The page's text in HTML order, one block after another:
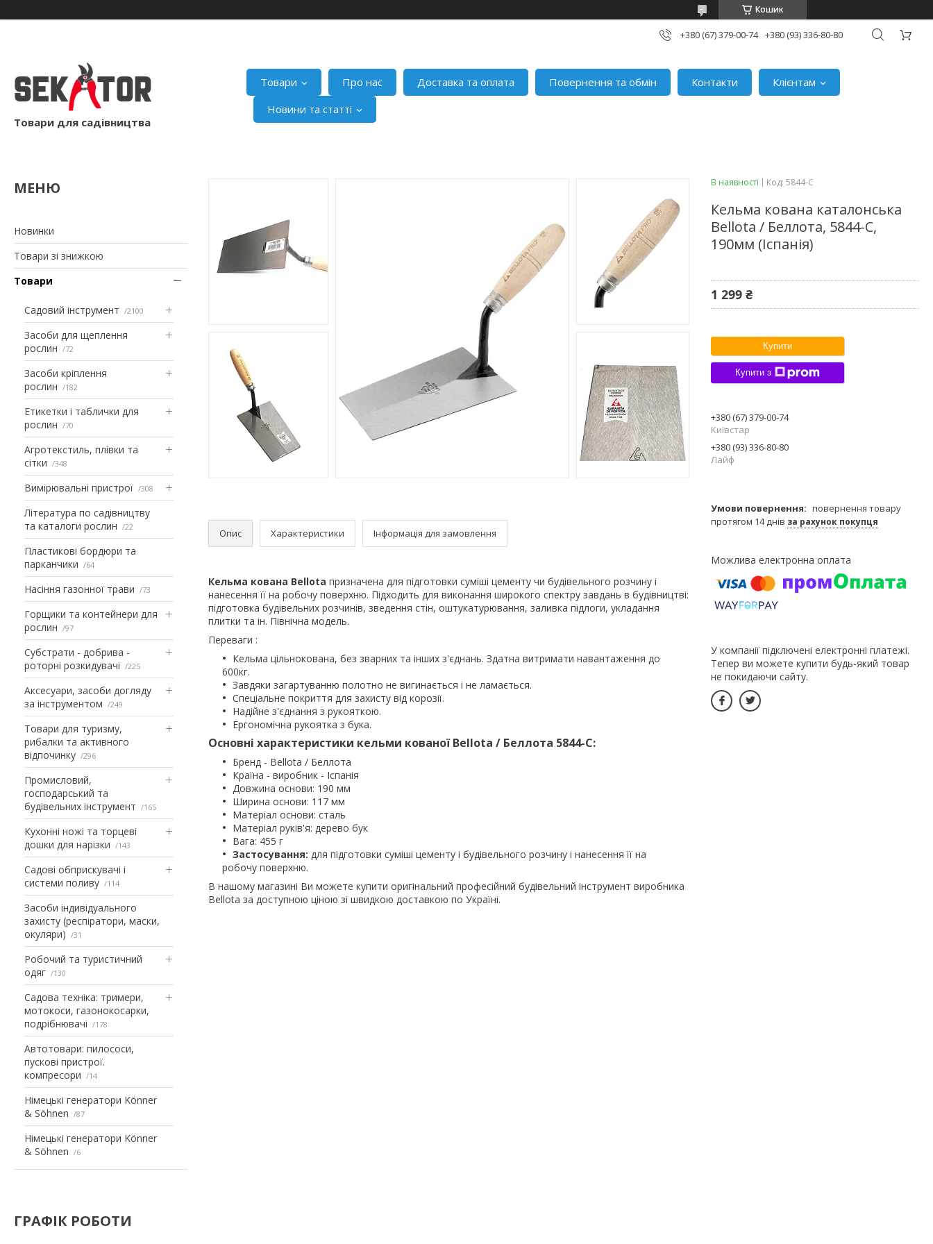
Кошик
+380 (67) 379-00-74 +380 (93) 336-80-80
Товари для садівництва
Товари Про нас Доставка та оплата Повернення та обмін Контакти
Клієнтам
Новини та статті
Новинки
Товари зі знижкою
Товари
Садовий інструмент 2100
Засоби для щеплення
рослин
72
Засоби кріплення
рослин
182
Етикетки і таблички для
рослин
70
Агротекстиль, плівки та
сітки
348
Вимірювальні пристрої 308
Література по садівництву
та каталоги рослин
22
Пластикові бордюри та
парканчики
64
Насіння газонної трави 73
Горщики та контейнери для
рослин
97
Субстрати - добрива -
роторні розкидувачі
225
Аксесуари, засоби догляду
за інструментом
249
Товари для туризму,
рибалки та активного
відпочинку
296
Промисловий,
господарський та
будівельних інструмент
165
Кухонні ножі та торцеві
дошки для нарізки
143
Садові обприскувачі і
системи поливу
114
Засоби індивідуального
захисту (респіратори, маски,
окуляри)
31
Робочий та туристичний
одяг
130
Садова техніка: тримери,
мотокоси, газонокосарки,
подрібнювачі
178
Автотовари: пилососи,
пускові пристрої.
компресори
14
Німецькі генератори Könner
& Söhnen
87
Німецькі генератори Könner
& Söhnen
6
ГРАФІК РОБОТИ
Опис Характеристики Інформація для замовлення
Кельма кована Bellota призначена для підготовки суміші цементу чи будівельного розчину і
нанесення її на робочу поверхню. Підходить для виконання широкого спектру завдань в будівництві:
підготовка будівельних розчинів, зведення стін, оштукатурювання, заливка підлоги, укладання
плитки та ін. Північна модель.
Переваги :
Кельма цільнокована, без зварних та інших з'єднань. Здатна витримати навантаження до
600кг.
Завдяки загартуванню полотно не вигинається і не ламається.
Спеціальне покриття для захисту від корозії.
Надійне з'єднання з рукояткою.
Ергономічна рукоятка з бука.
Основні характеристики кельми кованої Bellota / Беллота 5844-C:
Бренд - Bellota / Беллота
Країна - виробник - Іспанія
Довжина основи: 190 мм
Ширина основи: 117 мм
Матеріал основи: сталь
Матеріал руків'я: дерево бук
Вага: 455 г
Застосування: для підготовки суміші цементу і будівельного розчину і нанесення її на
робочу поверхню.
В нашому магазині Ви можете купити оригінальний професійний будівельний інструмент виробника
Bellota за доступною ціною зі швидкою доставкою по Україні.
В наявності Код: 5844-C
Кельма кована каталонська
Bellota / Беллота, 5844-C,
190мм (Іспанія)
1 299 ₴
Купити
Купити з
+380 (67) 379-00-74
Київстар
+380 (93) 336-80-80
Лайф
повернення товару
протягом 14 днів за рахунок покупця
У компанії підключені електронні платежі.
Тепер ви можете купити будь-який товар
не покидаючи сайту.